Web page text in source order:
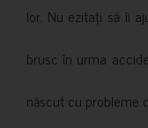
lor. Nu ezitați să îi
brusc în urma
născut cu probleme